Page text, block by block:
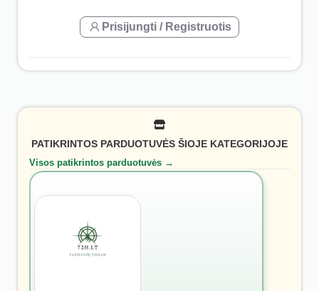
Prisijungti / Registruotis
PATIKRINTOS PARDUOTUVĖS ŠIOJE KATEGORIJOJE
Visos patikrintos parduotuvės →